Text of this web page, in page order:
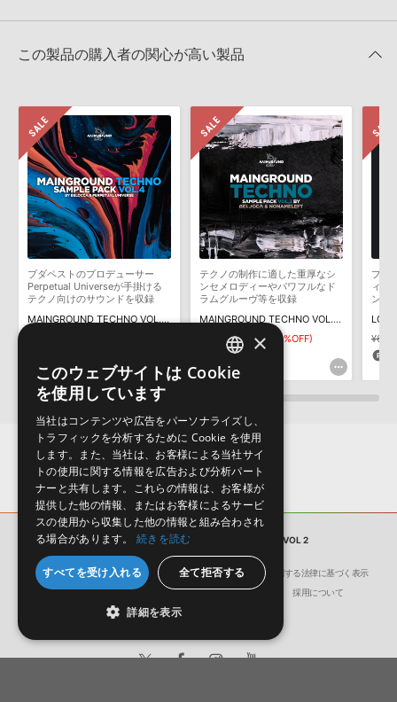
きます際には、NTFSやHFS＋でフォーマットされたHDDをご用意
いただく必要がございます。
知らせするメールの2通が送信されます。メールに記載されており
ます説明に沿って、製品のダウンロード／導入を行って下さい。
サンプルパック製品には、原則として日本語版操作マニュアルをご
用意しておりません。ご購入後のご不明点や詳細に関するお問い合
わせなどはテクニカルサポート
までご連絡ください。
デモソングは、製品収録サウンドを使ってできることを紹介するた
めのデモンストレーション用の楽曲です。原則として、デモソング
そのものをお使いいただくことはできません。また、デモソングを
構成する全てのサウンドが、サンプルパックに含まれていることを
保証するものではありません。
しかねます。
2022.06.06
2022.06.06
マークのついた情報は、該当する製品のご購入ユーザー様専用となって
おります。ご覧頂くには、該当する製品をご購入頂く必要がございます。
SUPER EDM MIDIS VOL 2のサポート情報
この製品の購入者の関心が高い製品
ブダペストのプロデューサー
Perpetual Universeが手掛ける
テクノ向けのサウンドを収録
MAINGROUND TECHNO VOL. 4 BY BELOCCA & PERPETUAL
テクノの制作に適した重厚なシ
ンセメロディーやパワフルなド
ラムグルーヴ等を収録
MAINGROUND TECHNO VOL. 2 BY BELOCCA & NONAMELEFT
¥4,235 ¥2,964(30%OFF)
88pt
プロ
ィッ
ンド
サンプルパック SUPER EDM MIDIS VOL 2
会社概要 環境保護（CSR）への取り組み
特定商取引に関する法律に基づく表示
サイト動作環境
利用規約 個人情報の保護について 採用について
ENGLISH
×
このウェブサイトは Cookie
を使用しています
当社はコンテンツや広告をパーソナライズし、
トラフィックを分析するために Cookie を使用
します。また、当社は、お客様による当社サイ
トの使用に関する情報を広告および分析パート
ナーと共有します。これらの情報は、お客様が
提供した他の情報、またはお客様によるサービ
スの使用から収集した他の情報と組み合わされ
る場合があります。
続きを読む
すべてを受け入れる 全て拒否する
詳細を表示